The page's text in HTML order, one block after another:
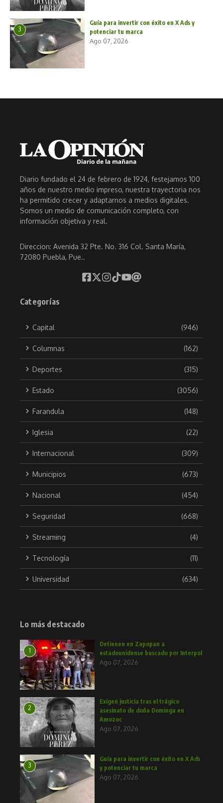
3
Guía para invertir con éxito en X Ads y
potenciar tu marca
Ago 07, 2026
Diario fundado el 24 de febrero de 1924, festejamos 100
años de nuestro medio impreso, nuestra trayectoria nos
ha permitido crecer y adaptarnos a medios digitales.
Somos un medio de comunicación completo, con
información objetiva y real.
Direccion: Avenida 32 Pte. No. 316 Col. Santa María,
72080 Puebla, Pue..
Categorías
Capital (946)
Columnas (162)
Deportes (315)
Estado (3056)
Farandula (148)
Iglesia (22)
Internacional (309)
Municipios (673)
Nacional (454)
Seguridad (668)
Streaming (4)
Tecnología (11)
Universidad (634)
Lo más destacado
1
Detienen en Zapopan a
estadounidense buscado por Interpol
Ago 07, 2026
2
Exigen justicia tras el trágico
asesinato de doña Dominga en
Amozoc
Ago 07, 2026
3
Guía para invertir con éxito en X Ads
y potenciar tu marca
Ago 07, 2026